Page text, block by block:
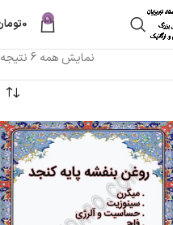
0
0
نمایش همه 6 نتیجه